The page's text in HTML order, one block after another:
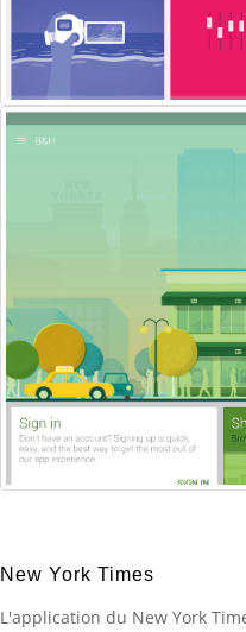
New York Times
L'application du New York